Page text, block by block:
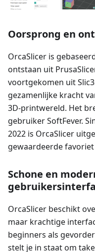
Oorsprong en
OrcaSlicer is
ontstaan uit
voortgekomen uit
gezamenlijke kracht
3D-printwereld. Het
gebruiker SoftFever.
2022 is OrcaSlicer
gewaardeerde
Schone en
OrcaSlicer beschikt
maar krachtige
beginners als
stelt je in staat om